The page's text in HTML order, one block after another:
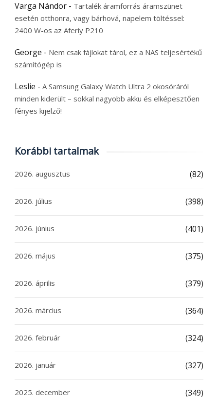
Varga Nándor - Tartalék áramforrás áramszünet
esetén otthonra, vagy bárhová, napelem töltéssel:
2400 W-os az Aferiy P210
George - Nem csak fájlokat tárol, ez a NAS teljesértékű
számítógép is
Leslie - A Samsung Galaxy Watch Ultra 2 okosóráról
minden kiderült – sokkal nagyobb akku és elképesztően
fényes kijelző!
Korábbi tartalmak
2026. augusztus (82)
2026. július (398)
2026. június (401)
2026. május (375)
2026. április (379)
2026. március (364)
2026. február (324)
2026. január (327)
2025. december (349)